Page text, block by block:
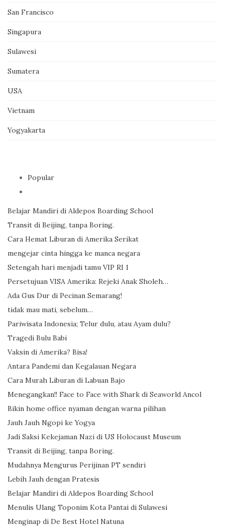
San Francisco
Singapura
Sulawesi
Sumatera
USA
Vietnam
Yogyakarta
Popular
Belajar Mandiri di Aldepos Boarding School
Transit di Beijing, tanpa Boring.
Cara Hemat Liburan di Amerika Serikat
mengejar cinta hingga ke manca negara
Setengah hari menjadi tamu VIP RI 1
Persetujuan VISA Amerika: Rejeki Anak Sholeh…
Ada Gus Dur di Pecinan Semarang!
tidak mau mati, sebelum…
Pariwisata Indonesia; Telur dulu, atau Ayam dulu?
Tragedi Bulu Babi
Vaksin di Amerika? Bisa!
Antara Pandemi dan Kegalauan Negara
Cara Murah Liburan di Labuan Bajo
Menegangkan!! Face to Face with Shark di Seaworld Ancol
Bikin home office nyaman dengan warna pilihan
Jauh Jauh Ngopi ke Yogya
Jadi Saksi Kekejaman Nazi di US Holocaust Museum
Transit di Beijing, tanpa Boring.
Mudahnya Mengurus Perijinan PT sendiri
Lebih Jauh dengan Pratesis
Belajar Mandiri di Aldepos Boarding School
Menulis Ulang Toponim Kota Pantai di Sulawesi
Menginap di De Best Hotel Natuna